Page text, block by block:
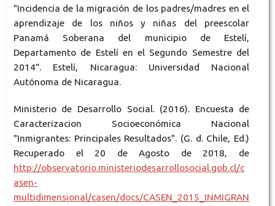
"Incidencia de la migración de los padres/madres en el
aprendizaje de los niños y niñas del preescolar
Panamá Soberana del municipio de Estelí,
Departamento de Estelí en el Segundo Semestre del
2014”. Estelí, Nicaragua: Universidad Nacional
Autónoma de Nicaragua.
Ministerio de Desarrollo Social. (2016). Encuesta de
Caracterizacion Socioeconómica Nacional
"Inmigrantes: Principales Resultados". (G. d. Chile, Ed.)
Recuperado el 20 de Agosto de 2018, de
http://observatorio.ministeriodesarrollosocial.gob.cl/c
asen-
multidimensional/casen/docs/CASEN_2015_INMIGRAN